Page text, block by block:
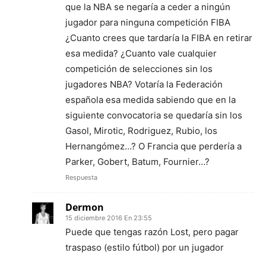
que la NBA se negaría a ceder a ningún
jugador para ninguna competición FIBA
¿Cuanto crees que tardaría la FIBA en retirar
esa medida? ¿Cuanto vale cualquier
competición de selecciones sin los
jugadores NBA? Votaría la Federación
española esa medida sabiendo que en la
siguiente convocatoria se quedaría sin los
Gasol, Mirotic, Rodriguez, Rubio, los
Hernangómez…? O Francia que perdería a
Parker, Gobert, Batum, Fournier…?
Respuesta
Dermon
15 diciembre 2016 En 23:55
Puede que tengas razón Lost, pero pagar
traspaso (estilo fútbol) por un jugador